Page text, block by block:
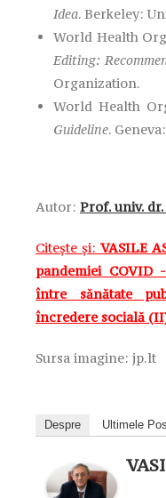
Idea. Berkeley:
World Health
Editing:
Organization.
World Health
Guideline.
Autor: Prof. univ.
Citește și: VASILE
pandemiei COVID
între sănătate
încredere socială
Sursa imagine: jp.lt
Despre Ultimele